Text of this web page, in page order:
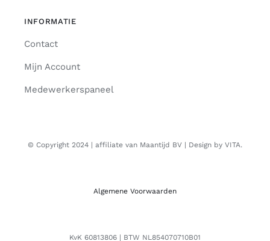
INFORMATIE
Contact
Mijn Account
Medewerkerspaneel
© Copyright 2024 | affiliate van Maantijd BV | Design by VITA.
Algemene Voorwaarden
KvK 60813806 | BTW NL854070710B01